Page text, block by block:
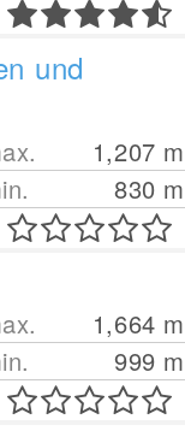
und
1,207 m
830 m
1,664 m
999 m